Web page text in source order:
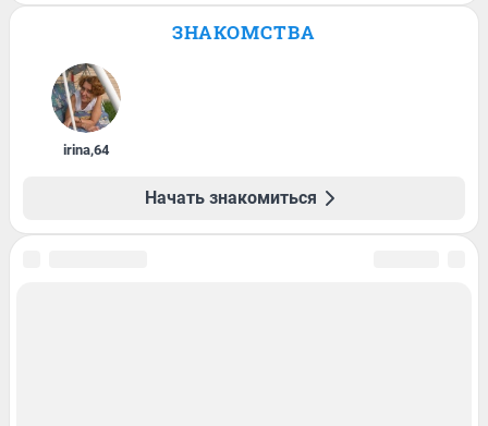
ЗНАКОМСТВА
irina,64
Начать знакомиться